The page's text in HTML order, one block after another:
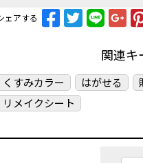
ェアする
関連キ
くすみカラー はがせる
リメイクシート